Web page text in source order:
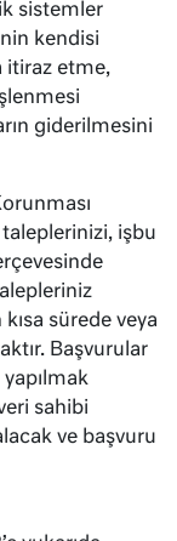
sistemler
kendisi
itiraz etme,
giderilmesini
taleplerinizi, işbu
sürede veya
Başvurular
sahibi
ve başvuru